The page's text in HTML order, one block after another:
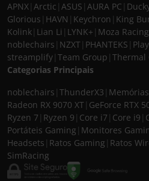
APNX Arctic ASUS AURA PC
Glorious HAVN Keychron King
Kolink Lian Li LYNK+ Moza Racing
noblechairs NZXT PHANTEKS
streamplify Team Group Thermal
Categorias Principais
noblechairs ThunderX3
Radeon RX 9070 XT GeForce RTX
Ryzen 7 Ryzen 9 Core i7 Core i9
Portáteis Gaming Monitores
Headsets Ratos Gaming Ratos
SimRacing